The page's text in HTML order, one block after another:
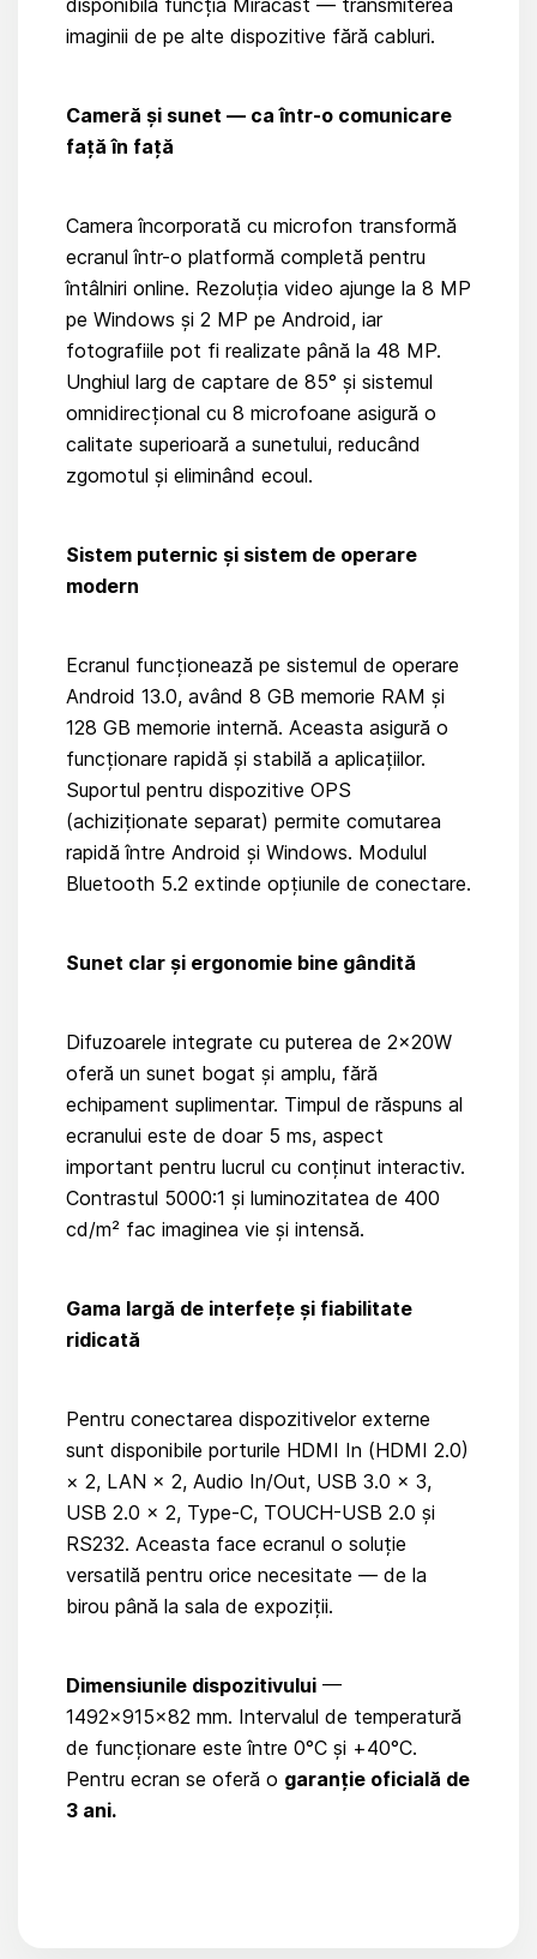
disponibilă funcția Miracast — transmiterea
imaginii de pe alte dispozitive fără cabluri.
Cameră și sunet — ca într-o comunicare
față în față
Camera încorporată cu microfon transformă
ecranul într-o platformă completă pentru
întâlniri online. Rezoluția video ajunge la 8 MP
pe Windows și 2 MP pe Android, iar
fotografiile pot fi realizate până la 48 MP.
Unghiul larg de captare de 85° și sistemul
omnidirecțional cu 8 microfoane asigură o
calitate superioară a sunetului, reducând
zgomotul și eliminând ecoul.
Sistem puternic și sistem de operare
modern
Ecranul funcționează pe sistemul de operare
Android 13.0, având 8 GB memorie RAM și
128 GB memorie internă. Aceasta asigură o
funcționare rapidă și stabilă a aplicațiilor.
Suportul pentru dispozitive OPS
(achiziționate separat) permite comutarea
rapidă între Android și Windows. Modulul
Bluetooth 5.2 extinde opțiunile de conectare.
Sunet clar și ergonomie bine gândită
Difuzoarele integrate cu puterea de 2×20W
oferă un sunet bogat și amplu, fără
echipament suplimentar. Timpul de răspuns al
ecranului este de doar 5 ms, aspect
important pentru lucrul cu conținut interactiv.
Contrastul 5000:1 și luminozitatea de 400
cd/m² fac imaginea vie și intensă.
Gama largă de interfețe și fiabilitate
ridicată
Pentru conectarea dispozitivelor externe
sunt disponibile porturile HDMI In (HDMI 2.0)
× 2, LAN × 2, Audio In/Out, USB 3.0 × 3,
USB 2.0 × 2, Type-C, TOUCH-USB 2.0 și
RS232. Aceasta face ecranul o soluție
versatilă pentru orice necesitate — de la
birou până la sala de expoziții.
Dimensiunile dispozitivului —
1492×915×82 mm. Intervalul de temperatură
de funcționare este între 0°C și +40°C.
Pentru ecran se oferă o garanție oficială de
3 ani.